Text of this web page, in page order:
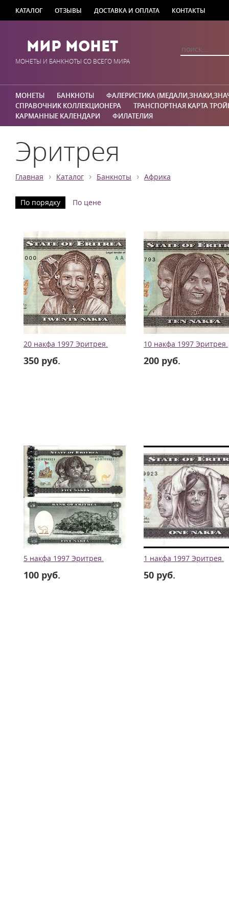
КАТАЛОГ ОТЗЫВЫ ДОСТАВКА И ОПЛАТА КОНТАКТЫ
Мир Монет
МОНЕТЫ И БАНКНОТЫ СО ВСЕГО МИРА
МОНЕТЫ БАНКНОТЫ
ФАЛЕРИСТИКА
СПРАВОЧНИК КОЛЛЕКЦИОНЕРА
ТРАНСПОРТНАЯ КАРТА
КАРМАННЫЕ КАЛЕНДАРИ
ФИЛАТЕЛИЯ
Эритрея
Главная › Каталог › Банкноты › Африка
По порядку По цене
20 накфа 1997 Эритрея.
350 руб.
10 накфа 1997 Эритрея.
200 руб.
5 накфа 1997 Эритрея.
100 руб.
1 накфа 1997 Эритрея.
50 руб.